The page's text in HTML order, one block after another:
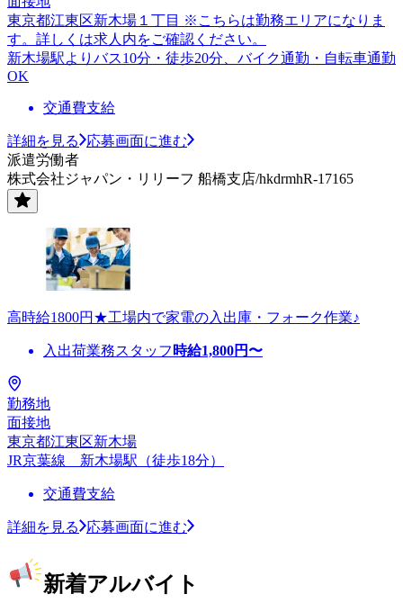
東京都江東区新木場１丁目 ※こちらは勤務エリアになりま
す。詳しくは求人内をご確認ください。
新木場駅よりバス10分・徒歩20分、バイク通勤・自転車通勤
OK
交通費支給
詳細を見る
応募画面に進む
派遣労働者
株式会社ジャパン・リリーフ 船橋支店/hkdrmhR-17165
高時給1800円★工場内で家電の入出庫・フォーク作業♪
入出荷業務スタッフ 時給1,800円〜
勤務地
面接地
東京都江東区新木場
JR京葉線 新木場駅（徒歩18分）
交通費支給
詳細を見る 応募画面に進む
新着アルバイト